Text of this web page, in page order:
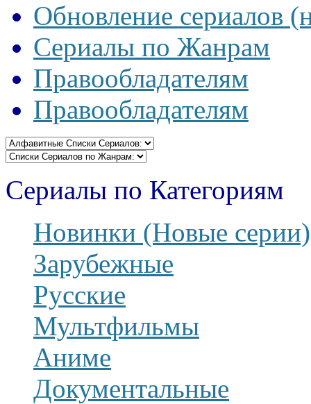
Обновление сериалов
Сериалы по Жанрам
Правообладателям
Правообладателям
Сериалы по Категориям
Новинки (Новые серии)
Зарубежные
Русские
Мультфильмы
Аниме
Документальные